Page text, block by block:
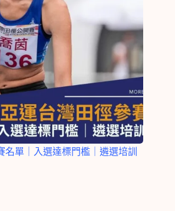
名單｜入選達標門檻｜遴選培訓